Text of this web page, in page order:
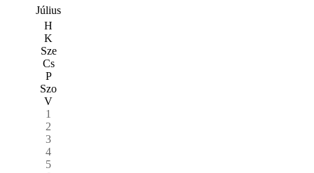
Július
H
K
Sze
Cs
P
Szo
V
1
2
3
4
5